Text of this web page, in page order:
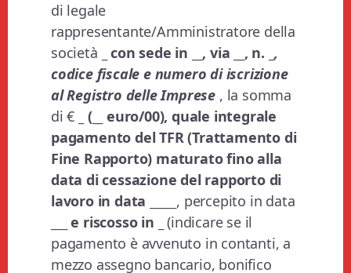
di legale
rappresentante/Amministratore della
società
_ con sede in , via , n. _ ,
codice fiscale e numero di iscrizione
al Registro delle Imprese , la somma
di €
_ (__
euro/00), quale integrale
pagamento del TFR (Trattamento di
Fine Rapporto) maturato fino alla
data di cessazione del rapporto di
lavoro in data _____ , percepito in data
e riscosso in _
(indicare se il
pagamento è avvenuto in contanti, a
mezzo assegno bancario, bonifico